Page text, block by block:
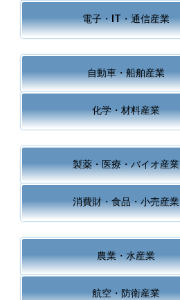
電子・IT・通信産業
自動車・船舶産業
化学・材料産業
製薬・医療・バイオ産業
消費財・食品・小売産業
農業・水産業
航空・防衛産業